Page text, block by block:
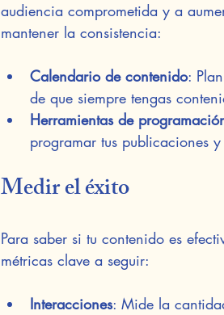
audiencia comprometida y a
mantener la consistencia:
Calendario de contenido:
de que siempre tengas
Herramientas de
programar tus publicaciones
Medir el éxito
Para saber si tu contenido es
métricas clave a seguir:
Interacciones: Mide la